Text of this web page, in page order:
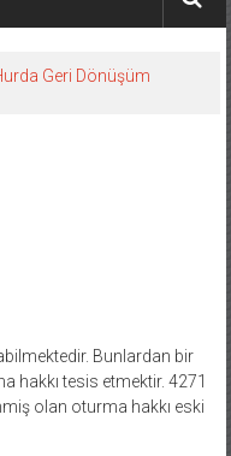
Geri Dönüşüm
Bunlardan bir
hakkı tesis etmektir. 4271
olan oturma hakkı eski